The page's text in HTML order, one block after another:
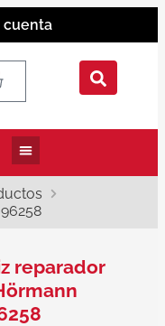
cuenta
reparador